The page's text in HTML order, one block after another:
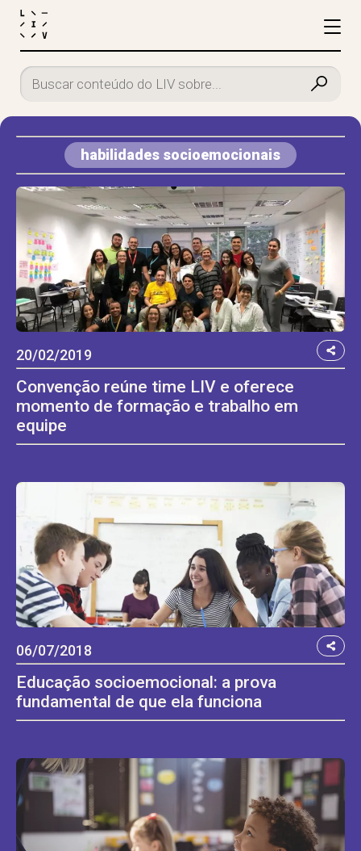
habilidades socioemocionais
20/02/2019
Convenção reúne time LIV e oferece
momento de formação e trabalho em
equipe
06/07/2018
Educação socioemocional: a prova
fundamental de que ela funciona